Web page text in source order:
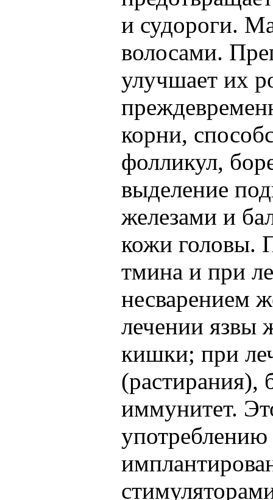
и судороги.
волосами.
улучшает их
корни,
фолликул,
выделение
железами и
кожи головы.
тмина и при
несварением
лечении язвы
кишки; при
(растирания),
иммунитет.